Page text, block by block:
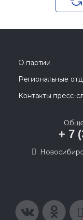
О партии
Региональные
Контакты пресс-
+ 7